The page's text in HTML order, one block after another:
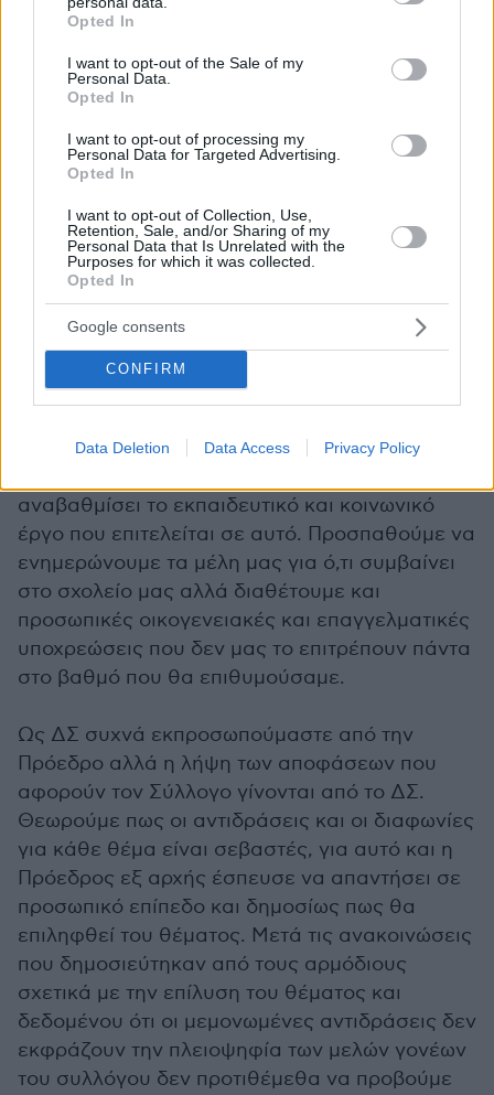
grant or deny consent to Google and its third-party tags to
use your data for below specified purposes in below Google
consent section.
Opted In
I want to opt-out of the Sale of my
Personal Data.
Opted In
I want to opt-out of processing my
Personal Data for Targeted Advertising.
Opted In
I want to opt-out of Collection, Use,
Retention, Sale, and/or Sharing of my
Personal Data that Is Unrelated with the
Purposes for which it was collected.
Opted In
Google consents
CONFIRM
Data Deletion Data Access Privacy Policy
συγκεκριμένη κοινότητα και καλούμε αυτούς
απαιτήσουν την ορθή δημοσίευση των
γεγονότων ή να κατονομάσουν τους
συμμετέχοντες στην πρωτοβουλία.
παιδιών μας δεν κινδυνεύει από τα βαμμένα
ταβάνια του σχολείου αλλά από το παράδειγμα
που δίνουμε με την συμπεριφορά μας εντός και
εκτός των χώρων εκπαίδευσης και από την
κακή δημοσιότητα που τέτοια ζητήματα μπορεί
να λάβουν.
δράσεις και συνεργασίες με φορείς, να
αναβαθμίσει το εκπαιδευτικό και κοινωνικό
έργο που επιτελείται σε αυτό. Προσπαθούμε να
ενημερώνουμε τα μέλη μας για ό,τι συμβαίνει
στο σχολείο μας αλλά διαθέτουμε και
προσωπικές οικογενειακές και επαγγελματικές
υποχρεώσεις που δεν μας το επιτρέπουν πάντα
στο βαθμό που θα επιθυμούσαμε.
Ως ΔΣ συχνά εκπροσωπούμαστε από την
Πρόεδρο αλλά η λήψη των αποφάσεων που
αφορούν τον Σύλλογο γίνονται από το ΔΣ.
Θεωρούμε πως οι αντιδράσεις και οι διαφωνίες
για κάθε θέμα είναι σεβαστές, για αυτό και η
Πρόεδρος εξ αρχής έσπευσε να απαντήσει σε
προσωπικό επίπεδο και δημοσίως πως θα
επιληφθεί του θέματος. Μετά τις ανακοινώσεις
που δημοσιεύτηκαν από τους αρμόδιους
σχετικά με την επίλυση του θέματος και
δεδομένου ότι οι μεμονωμένες αντιδράσεις δεν
εκφράζουν την πλειοψηφία των μελών γονέων
του συλλόγου δεν προτιθέμεθα να προβούμε